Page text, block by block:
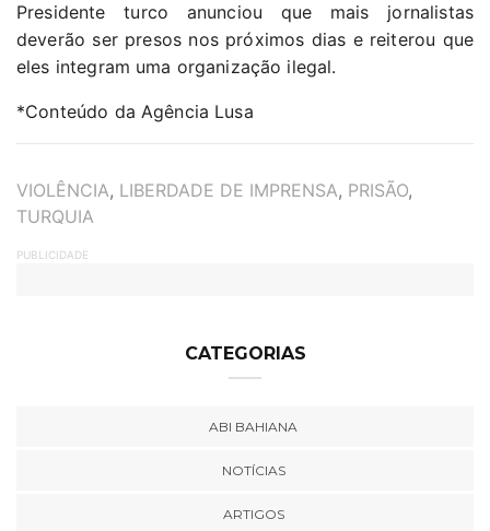
Presidente turco anunciou que mais jornalistas
deverão ser presos nos próximos dias e reiterou que
eles integram uma organização ilegal.
*Conteúdo da Agência Lusa
TAGS
VIOLÊNCIA, LIBERDADE DE IMPRENSA, PRISÃO,
TURQUIA
PUBLICIDADE
CATEGORIAS
ABI BAHIANA
NOTÍCIAS
ARTIGOS